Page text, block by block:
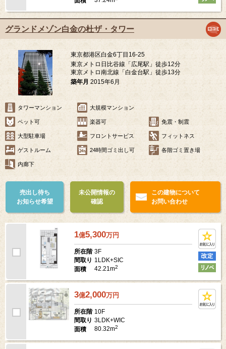
グランドメゾン白金の杜ザ・タワー
東京都港区白金6丁目16-25
東京メトロ日比谷線「広尾駅」徒歩12分
東京メトロ南北線「白金台駅」徒歩13分
築年月 2015年6月
タワーマンション 大規模マンション
ペット可 楽器可 免震・制震
大型駐車場 フロントサービス フィットネス
ゲストルーム 24時間ゴミ出し可 各階ゴミ置き場
内廊下
売出し待ち
お知らせ希望
未公開情報の
確認
この建物について
お問い合わせ
1億5,300万円
所在階 3F
間取り 1LDK+SIC
面積
42.21m2
3億2,000万円
所在階 10F
間取り 3LDK+WIC
面積
80.32m2